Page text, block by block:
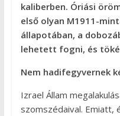
kaliberben. Óriási
első olyan M1911-
állapotában, a
lehetett fogni, és
Nem hadifegyvernek
Izrael Állam
szomszédaival. Emiatt,